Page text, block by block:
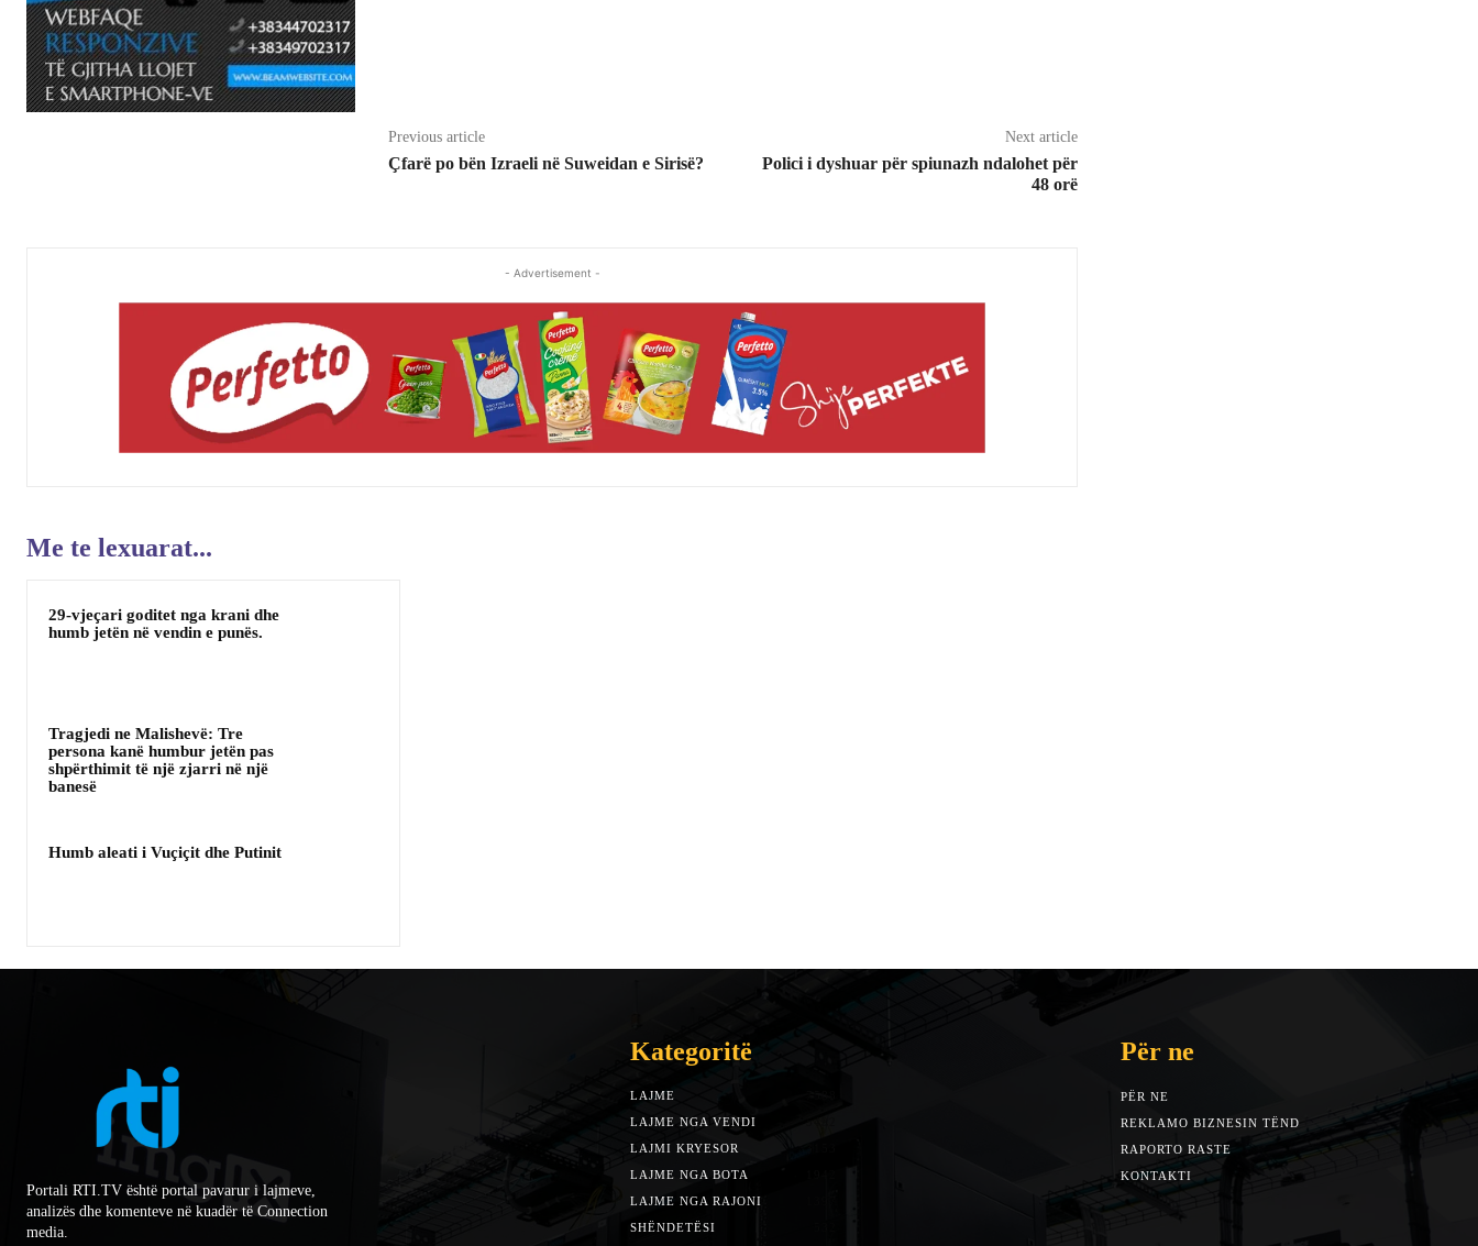
Previous article
Çfarë po bën Izraeli në Suweidan e Sirisë?
Next article
Polici i dyshuar për spiunazh ndalohet për
48 orë
- Advertisement -
Me te lexuarat...
29-vjeçari goditet nga krani dhe
humb jetën në vendin e punës.
Tragjedi ne Malishevë: Tre
persona kanë humbur jetën pas
shpërthimit të një zjarri në një
banesë
Humb aleati i Vuçiçit dhe Putinit
Portali RTI.TV është portal pavarur i lajmeve,
analizës dhe komenteve në kuadër të Connection
media.
Kategoritë
LAJME
LAJME NGA VENDI
LAJMI KRYESOR
LAJME NGA BOTA
LAJME NGA RAJONI
SHËNDETËSI
Për ne
PËR NE
REKLAMO BIZNESIN TËND
RAPORTO RASTE
KONTAKTI